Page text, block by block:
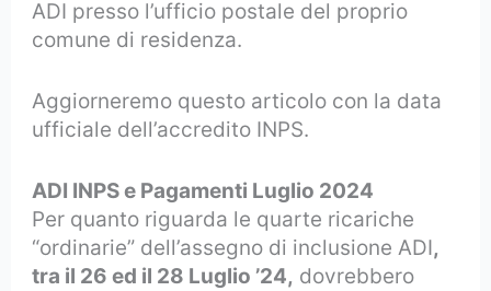
ADI presso l’ufficio postale del proprio
comune di residenza.
Aggiorneremo questo articolo con la data
ufficiale dell’accredito INPS.
ADI INPS e Pagamenti Luglio 2024
Per quanto riguarda le quarte ricariche
“ordinarie” dell’assegno di inclusione ADI,
tra il 26 ed il 28 Luglio ’24, dovrebbero